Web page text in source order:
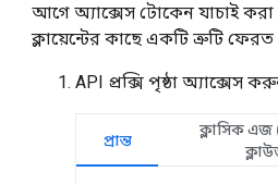
আগে অ্যাক্সেস টোকেন যাচাই করা
ক্লায়েন্টের কাছে একটি ত্রুটি ফেরত
API প্রক্সি পৃষ্ঠা অ্যাক্সেস
প্রান্ত
ক্লাসিক এজ